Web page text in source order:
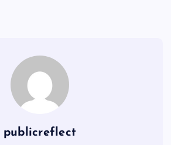
publicreflect